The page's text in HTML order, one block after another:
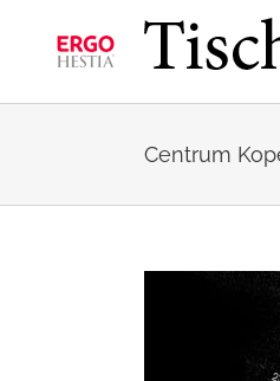
zawartości
Centrum